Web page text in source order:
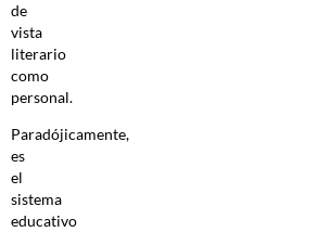
de
vista
literario
como
personal.
Paradójicamente,
es
el
sistema
educativo